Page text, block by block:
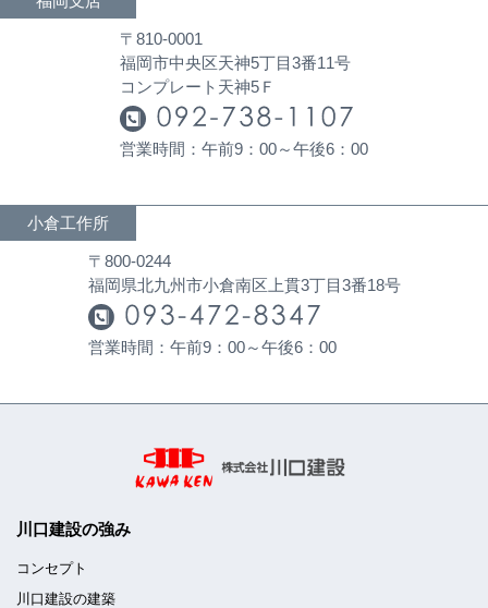
〒810-0001
福岡市中央区天神5丁目3番11号
コンプレート天神5Ｆ
営業時間：午前9：00～午後6：00
小倉工作所
〒800-0244
福岡県北九州市小倉南区上貫3丁目3番18号
営業時間：午前9：00～午後6：00
川口建設の強み
コンセプト
川口建設の建築